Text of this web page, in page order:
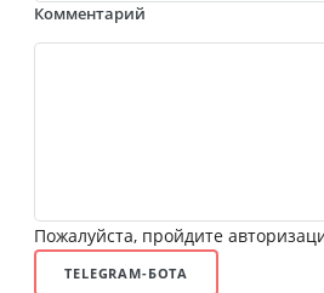
Комментарий
Пожалуйста, пройдите
TELEGRAM-БОТА